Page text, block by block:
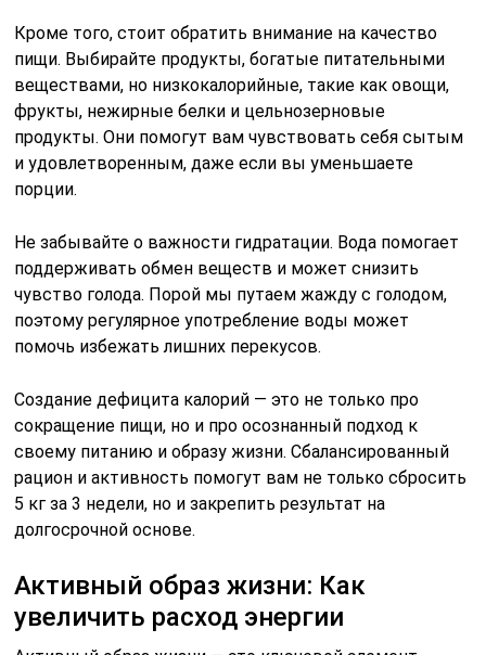
Кроме того, стоит обратить внимание на качество
пищи. Выбирайте продукты, богатые питательными
веществами, но низкокалорийные, такие как овощи,
фрукты, нежирные белки и цельнозерновые
продукты. Они помогут вам чувствовать себя сытым
и удовлетворенным, даже если вы уменьшаете
порции.
Не забывайте о важности гидратации. Вода помогает
поддерживать обмен веществ и может снизить
чувство голода. Порой мы путаем жажду с голодом,
поэтому регулярное употребление воды может
помочь избежать лишних перекусов.
Создание дефицита калорий — это не только про
сокращение пищи, но и про осознанный подход к
своему питанию и образу жизни. Сбалансированный
рацион и активность помогут вам не только сбросить
5 кг за 3 недели, но и закрепить результат на
долгосрочной основе.
Активный образ жизни: Как
увеличить расход энергии